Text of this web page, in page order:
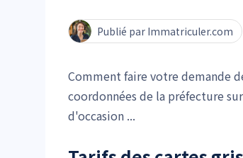
Publié par Immatriculer.com
Comment faire votre demande
coordonnées de la préfecture
d'occasion ...